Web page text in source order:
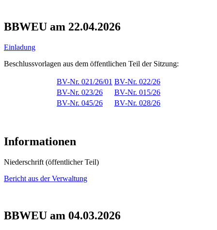
BBWEU am 22.04.2026
Einladung
Beschlussvorlagen aus dem öffentlichen Teil der Sitzung:
BV-Nr. 021/26/01 BV-Nr. 022/26
BV-Nr. 023/26
BV-Nr. 015/26
BV-Nr. 045/26
BV-Nr. 028/26
Informationen
Niederschrift (öffentlicher Teil)
Bericht aus der Verwaltung
BBWEU am 04.03.2026